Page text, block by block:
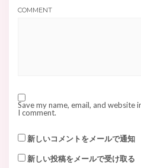
COMMENT
Save my name, email, and
I comment.
新しいコメントをメールで通知
新しい投稿をメールで受け取る